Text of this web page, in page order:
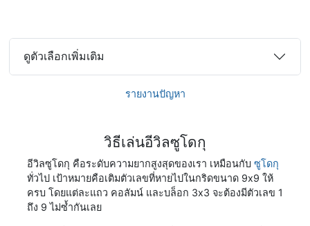
ดูตัวเลือกเพิ่มเติม
รายงานปัญหา
วิธีเล่นอีวิลซูโดกุ
อีวิลซูโดกุ คือระดับความยากสูงสุดของเรา เหมือนกับ ซูโดกุ
ทั่วไป เป้าหมายคือเติมตัวเลขที่หายไปในกริดขนาด 9x9 ให้
ครบ โดยแต่ละแถว คอลัมน์ และบล็อก 3x3 จะต้องมีตัวเลข 1
ถึง 9 ไม่ซ้ำกันเลย